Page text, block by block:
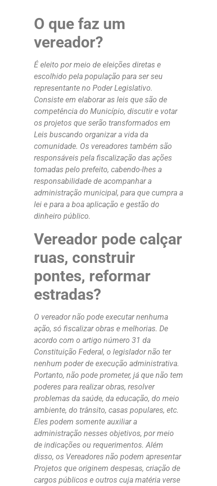
O que faz um
vereador?
É eleito por meio de eleições diretas e
escolhido pela população para ser seu
representante no Poder Legislativo.
Consiste em elaborar as leis que são de
competência do Município, discutir e votar
os projetos que serão transformados em
Leis buscando organizar a vida da
comunidade. Os vereadores também são
responsáveis pela fiscalização das ações
tomadas pelo prefeito, cabendo-lhes a
responsabilidade de acompanhar a
administração municipal, para que cumpra a
lei e para a boa aplicação e gestão do
dinheiro público.
Vereador pode calçar
ruas, construir
pontes, reformar
estradas?
O vereador não pode executar nenhuma
ação, só fiscalizar obras e melhorias. De
acordo com o artigo número 31 da
Constituição Federal, o legislador não ter
nenhum poder de execução administrativa.
Portanto, não pode prometer, já que não tem
poderes para realizar obras, resolver
problemas da saúde, da educação, do meio
ambiente, do trânsito, casas populares, etc.
Eles podem somente auxiliar a
administração nesses objetivos, por meio
de indicações ou requerimentos. Além
disso, os Vereadores não podem apresentar
Projetos que originem despesas, criação de
cargos públicos e outros cuja matéria verse